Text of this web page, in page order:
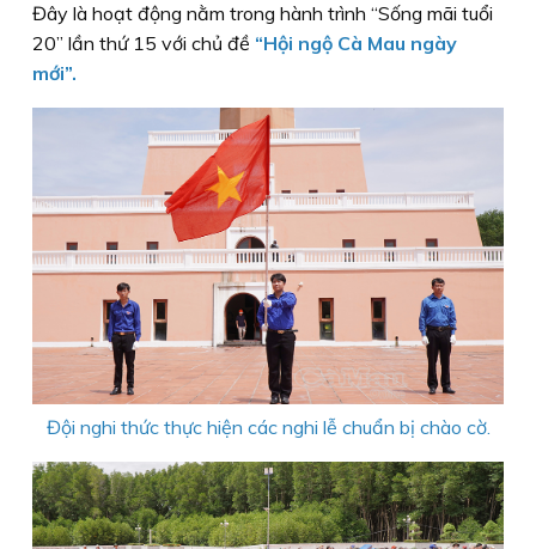
Đây là hoạt động nằm trong hành trình “Sống mãi tuổi
20” lần thứ 15 với chủ đề “Hội ngộ Cà Mau ngày
mới”.
Đội nghi thức thực hiện các nghi lễ chuẩn bị chào cờ.